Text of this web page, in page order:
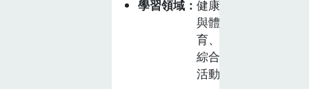
習如何通過自然
栽培的香草來進
行創意表達，提
升對自然美感的
覺察力，並將植
湯、文蛤蒸蛋。
永續海鮮與海鮮
指南引導學生認
識海鮮指南,並
學習領域
健康
與體
育、
綜合
活動